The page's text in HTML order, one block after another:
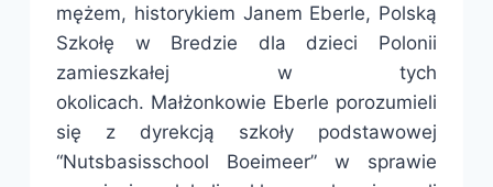
mężem, historykiem Janem Eberle, Polską
Szkołę w Bredzie dla dzieci Polonii
zamieszkałej w tych
okolicach. Małżonkowie Eberle porozumieli
się z dyrekcją szkoły podstawowej
“Nutsbasisschool Boeimeer” w sprawie